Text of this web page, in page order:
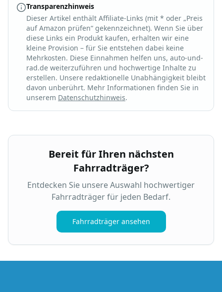
Transparenzhinweis
Dieser Artikel enthält Affiliate-Links (mit * oder „Preis
auf Amazon prüfen“ gekennzeichnet). Wenn Sie über
diese Links ein Produkt kaufen, erhalten wir eine
kleine Provision – für Sie entstehen dabei keine
Mehrkosten. Diese Einnahmen helfen uns, auto-und-
rad.de weiterzuführen und hochwertige Inhalte zu
erstellen. Unsere redaktionelle Unabhängigkeit bleibt
davon unberührt. Mehr Informationen finden Sie in
unserem Datenschutzhinweis.
Bereit für Ihren nächsten
Fahrradträger?
Entdecken Sie unsere Auswahl hochwertiger
Fahrradträger für jeden Bedarf.
Fahrradträger ansehen